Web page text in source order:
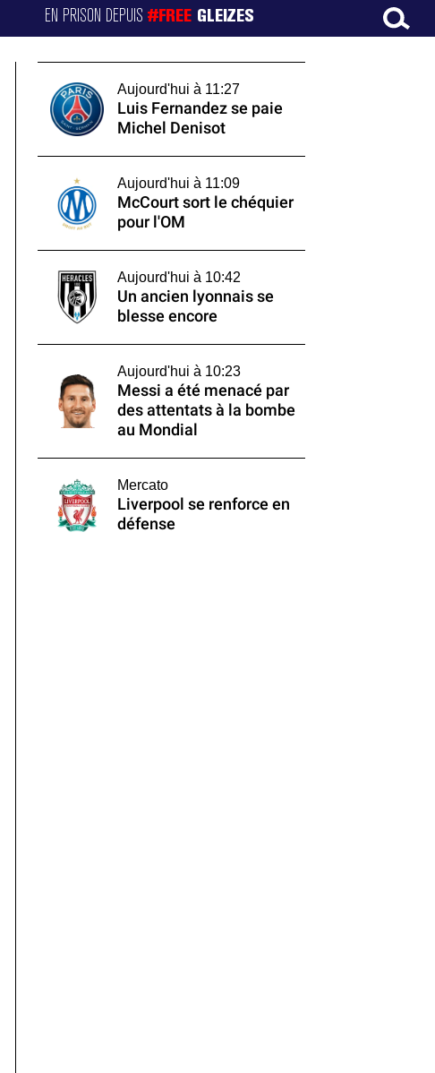
EN PRISON DEPUIS#FREE GLEIZES
Aujourd'hui à 11:27
Luis Fernandez se paie
Michel Denisot
Aujourd'hui à 11:09
McCourt sort le chéquier
pour l'OM
Aujourd'hui à 10:42
Un ancien lyonnais se
blesse encore
Aujourd'hui à 10:23
Messi a été menacé par
des attentats à la bombe
au Mondial
Mercato
Liverpool se renforce en
défense